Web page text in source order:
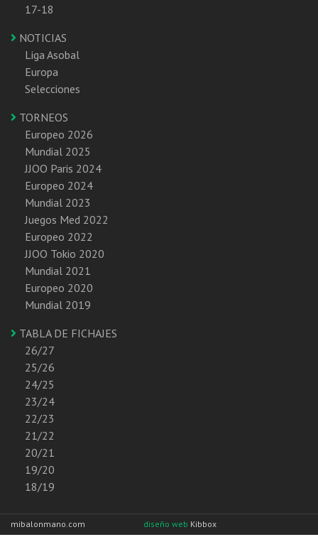
17-18
NOTICIAS
Liga Asobal
Europa
Selecciones
TORNEOS
Europeo 2026
Mundial 2025
JJOO Paris 2024
Europeo 2024
Mundial 2023
Juegos Med 2022
Europeo 2022
JJOO Tokio 2020
Mundial 2021
Europeo 2020
Mundial 2019
TABLA DE FICHAJES
26/27
25/26
24/25
23/24
22/23
21/22
20/21
19/20
18/19
mibalonmano.com diseño web Kibbox